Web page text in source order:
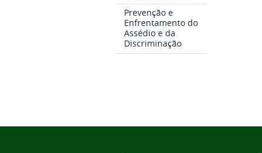
Prevenção e
Enfrentamento do
Assédio e da
Discriminação